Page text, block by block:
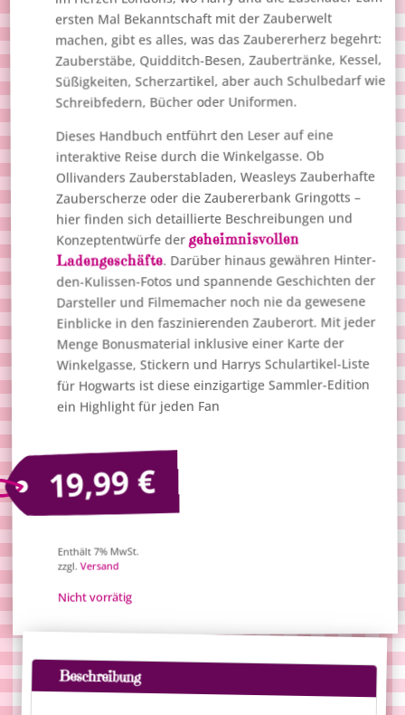
ersten Mal Bekanntschaft mit der Zauberwelt
machen, gibt es alles, was das Zaubererherz begehrt:
Zauberstäbe, Quidditch-Besen, Zaubertränke, Kessel,
Süßigkeiten, Scherzartikel, aber auch Schulbedarf wie
Schreibfedern, Bücher oder Uniformen.
Dieses Handbuch entführt den Leser auf eine
interaktive Reise durch die Winkelgasse. Ob
Ollivanders Zauberstabladen, Weasleys Zauberhafte
Zauberscherze oder die Zaubererbank Gringotts –
hier finden sich detaillierte Beschreibungen und
Konzeptentwürfe dergeheimnisvollen
Ladengeschäfte. Darüber hinaus gewähren Hinter-
den-Kulissen-Fotos und spannende Geschichten der
Darsteller und Filmemacher noch nie da gewesene
Einblicke in den faszinierenden Zauberort. Mit jeder
Menge Bonusmaterial inklusive einer Karte der
Winkelgasse, Stickern und Harrys Schulartikel-Liste
für Hogwarts ist diese einzigartige Sammler-Edition
ein Highlight für jeden Fan
19,99€
Enthält 7% MwSt.
zzgl.Versand
Nicht vorrätig
Beschreibung